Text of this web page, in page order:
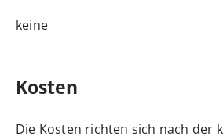
keine
Kosten
Die Kosten richten sich nach der